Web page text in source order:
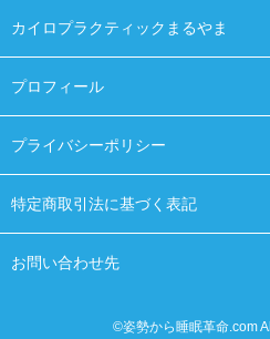
カイロプラクティックまるやま
プロフィール
プライバシーポリシー
特定商取引法に基づく表記
お問い合わせ先
©姿勢から睡眠革命.com